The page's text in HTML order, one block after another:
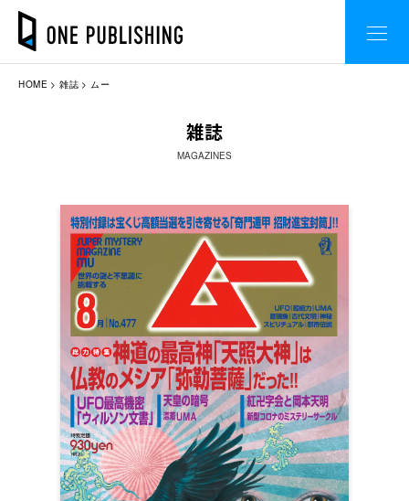
HOME 雑誌 ムー
雑誌
MAGAZINES